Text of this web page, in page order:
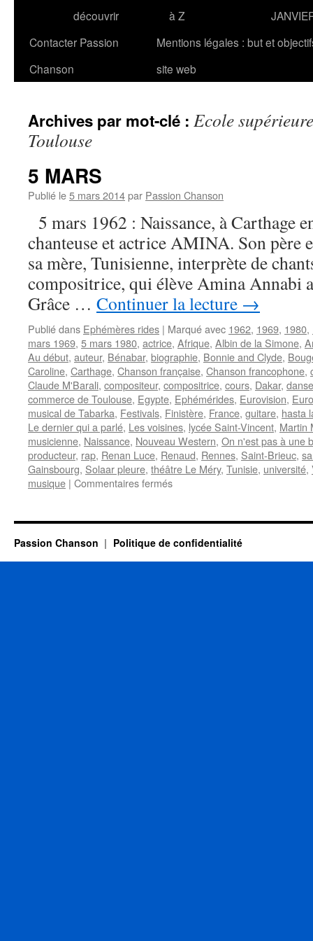
découvrir
à Z
Contacter Passion
Chanson
Mentions légales : but et
site web
Archives par mot-clé : Ecole
Toulouse
5 MARS
Publié le5 mars 2014par Passion Chanson
5 mars 1962 : Naissance, à Carthage
chanteuse et actrice AMINA. Son père
sa mère, Tunisienne, interprète de
compositrice, qui élève Amina Annabi
Grâce … Continuer la lecture →
Publié dans Ephémères rides | Marqué avec 1962, 1969, 1980,
mars 1969, 5 mars 1980, actrice, Afrique, Albin de la Simone,
Au début, auteur, Bénabar, biographie, Bonnie and Clyde,
Caroline, Carthage, Chanson française, Chanson francophone,
Claude M'Barali, compositeur, compositrice, cours, Dakar, danse
commerce de Toulouse, Egypte, Ephémérides, Eurovision,
musical de Tabarka, Festivals, Finistère, France, guitare, hasta
Le dernier qui a parlé, Les voisines, lycée Saint-Vincent, Martin
musicienne, Naissance, Nouveau Western, On n'est pas à une
producteur, rap, Renan Luce, Renaud, Rennes, Saint-Brieuc,
Gainsbourg, Solaar pleure, théâtre Le Méry, Tunisie, université,
musique | Commentaires ferméssur
Passion Chanson Politique de confidentialité